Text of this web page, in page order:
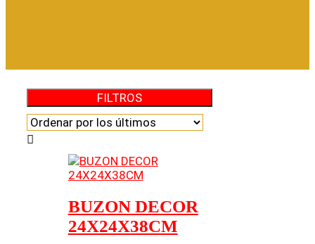
FILTROS
BUZON DECOR
24X24X38CM